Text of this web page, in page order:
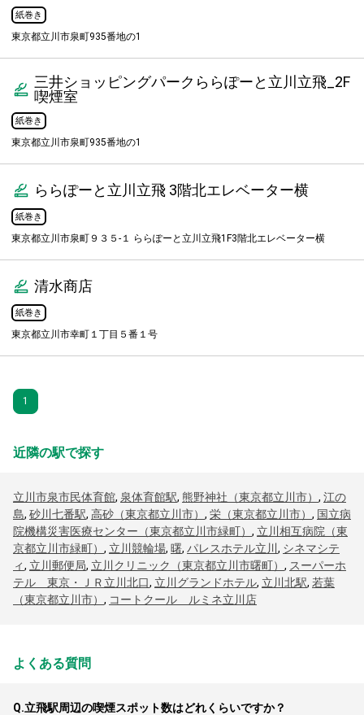
紙巻き
東京都立川市泉町935番地の1
三井ショッピングパークららぽーと立川立飛_2F
喫煙室
紙巻き
東京都立川市泉町935番地の1
ららぽーと立川立飛 3階北エレベーター横
紙巻き
東京都立川市泉町９３５-１ ららぽーと立川立飛1F3階北エレベーター横
清水商店
紙巻き
東京都立川市幸町１丁目５番１号
1
近隣の駅で探す
立川市泉市民体育館, 泉体育館駅, 熊野神社（東京都立川市） , 江の
島, 砂川七番駅, 高砂（東京都立川市） , 栄（東京都立川市） , 国立病
院機構災害医療センター（東京都立川市緑町） , 立川相互病院（東
京都立川市緑町） , 立川競輪場, 曙, パレスホテル立川 , シネマシテ
ィ, 立川郵便局, 立川クリニック（東京都立川市曙町） , スーパーホ
テル 東京・ＪＲ立川北口, 立川グランドホテル, 立川北駅, 若葉
（東京都立川市） , コートクール ルミネ立川店
よくある質問
Q.立飛駅周辺の喫煙スポット数はどれくらいですか？